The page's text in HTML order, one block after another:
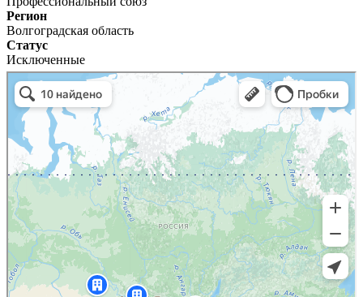
Регион
Волгоградская область
Статус
Исключенные